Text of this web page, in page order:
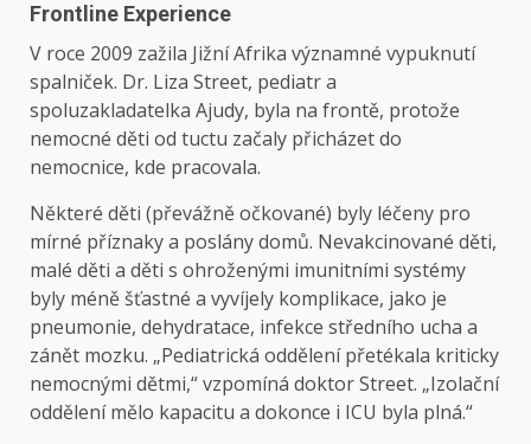
Frontline Experience
V roce 2009 zažila Jižní Afrika významné vypuknutí
spalniček. Dr. Liza Street, pediatr a
spoluzakladatelka Ajudy, byla na frontě, protože
nemocné děti od tuctu začaly přicházet do
nemocnice, kde pracovala.
Některé děti (převážně očkované) byly léčeny pro
mírné příznaky a poslány domů. Nevakcinované děti,
malé děti a děti s ohroženými imunitními systémy
byly méně šťastné a vyvíjely komplikace, jako je
pneumonie, dehydratace, infekce středního ucha a
zánět mozku. „Pediatrická oddělení přetékala kriticky
nemocnými dětmi,“ vzpomíná doktor Street. „Izolační
oddělení mělo kapacitu a dokonce i ICU byla plná.“